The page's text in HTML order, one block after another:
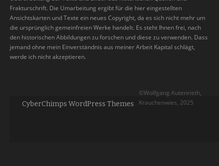
Frakturschrift. Die Umarbeitung ergibt für die hier eingestellten
Ansichtskarten und Texte ein neues Copyright, da es sich nicht mehr um
die ursprünglich gemeinfreien Werke handelt. Es steht Ihnen frei, nach
den historischen Abbildungen zu forschen und diese zu verwenden. Dass
jemand ohne mein Einverständnis aus meiner Arbeit Kapital schlägt,
werde ich nicht akzeptieren.
CyberChimps WordPress Themes
©Wolfgang Autenrieth,
Krauchenwies, 2025